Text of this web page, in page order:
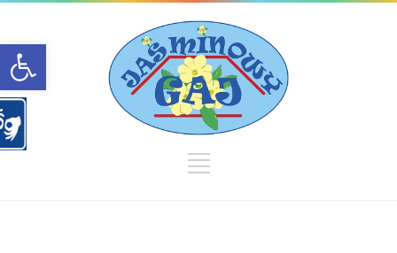
Open toolbar